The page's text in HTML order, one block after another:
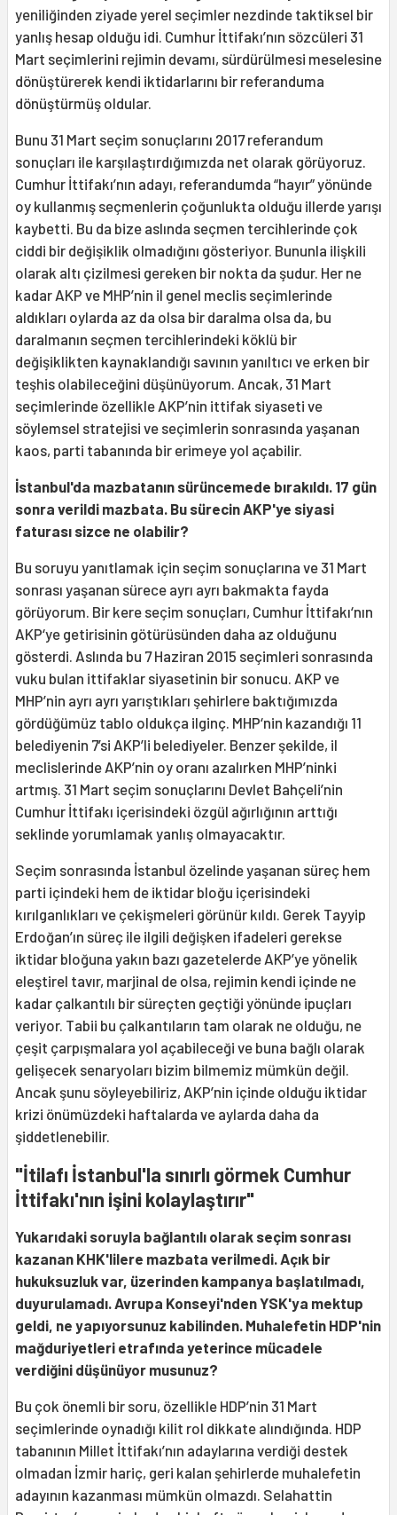
yeniliğinden ziyade yerel seçimler nezdinde taktiksel bir
yanlış hesap olduğu idi. Cumhur İttifakı’nın sözcüleri 31
Mart seçimlerini rejimin devamı, sürdürülmesi meselesine
dönüştürerek kendi iktidarlarını bir referanduma
dönüştürmüş oldular.
Bunu 31 Mart seçim sonuçlarını 2017 referandum
sonuçları ile karşılaştırdığımızda net olarak görüyoruz.
Cumhur İttifakı’nın adayı, referandumda “hayır” yönünde
oy kullanmış seçmenlerin çoğunlukta olduğu illerde yarışı
kaybetti. Bu da bize aslında seçmen tercihlerinde çok
ciddi bir değişiklik olmadığını gösteriyor. Bununla ilişkili
olarak altı çizilmesi gereken bir nokta da şudur. Her ne
kadar AKP ve MHP’nin il genel meclis seçimlerinde
aldıkları oylarda az da olsa bir daralma olsa da, bu
daralmanın seçmen tercihlerindeki köklü bir
değişiklikten kaynaklandığı savının yanıltıcı ve erken bir
teşhis olabileceğini düşünüyorum. Ancak, 31 Mart
seçimlerinde özellikle AKP’nin ittifak siyaseti ve
söylemsel stratejisi ve seçimlerin sonrasında yaşanan
kaos, parti tabanında bir erimeye yol açabilir.
İstanbul'da mazbatanın sürüncemede bırakıldı. 17 gün
sonra verildi mazbata. Bu sürecin AKP'ye siyasi
faturası sizce ne olabilir?
Bu soruyu yanıtlamak için seçim sonuçlarına ve 31 Mart
sonrası yaşanan sürece ayrı ayrı bakmakta fayda
görüyorum. Bir kere seçim sonuçları, Cumhur İttifakı‘nın
AKP‘ye getirisinin götürüsünden daha az olduğunu
gösterdi. Aslında bu 7 Haziran 2015 seçimleri sonrasında
vuku bulan ittifaklar siyasetinin bir sonucu. AKP ve
MHP’nin ayrı ayrı yarıştıkları şehirlere baktığımızda
gördüğümüz tablo oldukça ilginç. MHP‘nin kazandığı 11
belediyenin 7’si AKP’li belediyeler. Benzer şekilde, il
meclislerinde AKP’nin oy oranı azalırken MHP’ninki
artmış. 31 Mart seçim sonuçlarını Devlet Bahçeli’nin
Cumhur İttifakı içerisindeki özgül ağırlığının arttığı
seklinde yorumlamak yanlış olmayacaktır.
Seçim sonrasında İstanbul özelinde yaşanan süreç hem
parti içindeki hem de iktidar bloğu içerisindeki
kırılganlıkları ve çekişmeleri görünür kıldı. Gerek Tayyip
Erdoğan’ın süreç ile ilgili değişken ifadeleri gerekse
iktidar bloğuna yakın bazı gazetelerde AKP’ye yönelik
eleştirel tavır, marjinal de olsa, rejimin kendi içinde ne
kadar çalkantılı bir süreçten geçtiği yönünde ipuçları
veriyor. Tabii bu çalkantıların tam olarak ne olduğu, ne
çeşit çarpışmalara yol açabileceği ve buna bağlı olarak
gelişecek senaryoları bizim bilmemiz mümkün değil.
Ancak şunu söyleyebiliriz, AKP’nin içinde olduğu iktidar
krizi önümüzdeki haftalarda ve aylarda daha da
şiddetlenebilir.
"İtilafı İstanbul'la sınırlı görmek Cumhur
İttifakı'nın işini kolaylaştırır"
Yukarıdaki soruyla bağlantılı olarak seçim sonrası
kazanan KHK'lilere mazbata verilmedi. Açık bir
hukuksuzluk var, üzerinden kampanya başlatılmadı,
duyurulamadı. Avrupa Konseyi'nden YSK'ya mektup
geldi, ne yapıyorsunuz kabilinden. Muhalefetin HDP'nin
mağduriyetleri etrafında yeterince mücadele
verdiğini düşünüyor musunuz?
Bu çok önemli bir soru, özellikle HDP’nin 31 Mart
seçimlerinde oynadığı kilit rol dikkate alındığında. HDP
tabanının Millet İttifakı’nın adaylarına verdiği destek
olmadan İzmir hariç, geri kalan şehirlerde muhalefetin
adayının kazanması mümkün olmazdı. Selahattin